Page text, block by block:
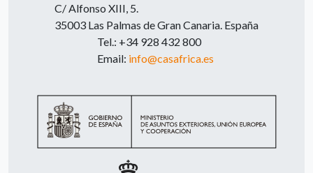
C/ Alfonso XIII, 5.
35003 Las Palmas de Gran Canaria. España
Tel.: +34 928 432 800
Email: info@casafrica.es